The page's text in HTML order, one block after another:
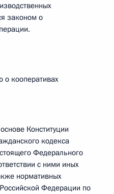
законом о
о кооперативах
Конституции
кодекса
Федерального
с ними иных
нормативных
Федерации по